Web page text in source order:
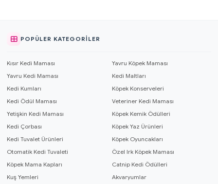
POPÜLER KATEGORILER
Kısır Kedi Maması
Yavru Köpek Maması
Yavru Kedi Maması
Kedi Maltları
Kedi Kumları
Köpek Konserveleri
Kedi Ödül Maması
Veteriner Kedi Maması
Yetişkin Kedi Maması
Köpek Kemik Ödülleri
Kedi Çorbası
Köpek Yaz Ürünleri
Kedi Tuvalet Ürünleri
Köpek Oyuncakları
Otomatik Kedi Tuvaleti
Özel Irk Köpek Maması
Köpek Mama Kapları
Catnip Kedi Ödülleri
Kuş Yemleri
Akvaryumlar